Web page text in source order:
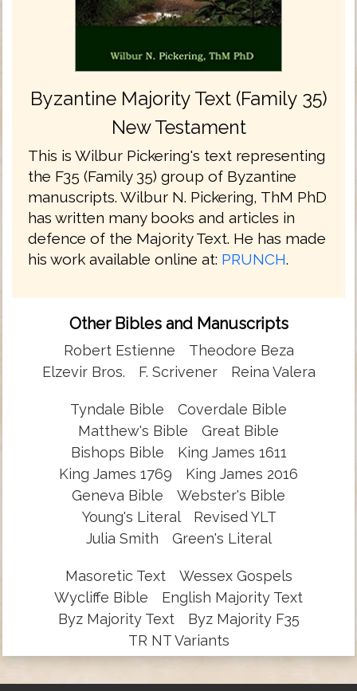
Byzantine Majority Text (Family 35)
New Testament
This is Wilbur Pickering's text representing
the F35 (Family 35) group of Byzantine
manuscripts. Wilbur N. Pickering, ThM PhD
has written many books and articles in
defence of the Majority Text. He has made
his work available online at: PRUNCH.
Other Bibles and Manuscripts
Robert Estienne
Theodore Beza
Elzevir Bros.
F. Scrivener Reina Valera
Tyndale Bible
Coverdale Bible
Matthew's Bible
Great Bible
Bishops Bible
King James 1611
King James 1769
King James 2016
Geneva Bible
Webster's Bible
Young's Literal
Revised YLT
Julia Smith
Green's Literal
Masoretic Text
Wessex Gospels
Wycliffe Bible
English Majority Text
Byz Majority Text
Byz Majority F35
TR NT Variants